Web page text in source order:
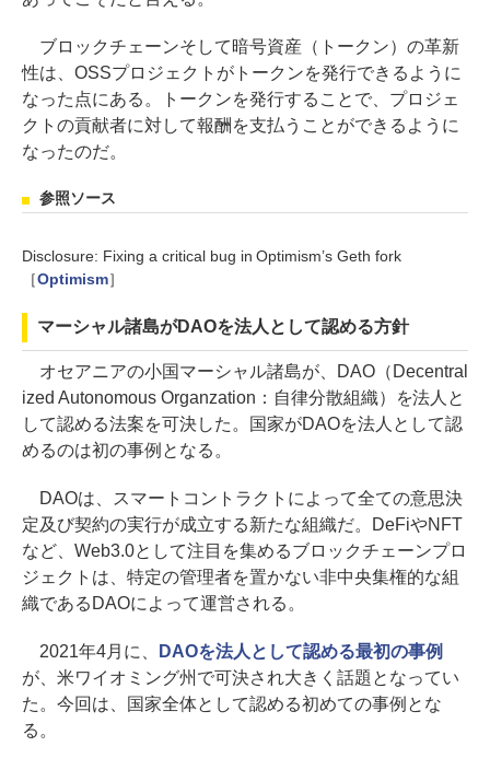
ブロックチェーンそして暗号資産（トークン）の革新
性は、OSSプロジェクトがトークンを発行できるように
なった点にある。トークンを発行することで、プロジェ
クトの貢献者に対して報酬を支払うことができるように
なったのだ。
参照ソース
Disclosure: Fixing a critical bug in Optimism’s Geth fork
［Optimism］
マーシャル諸島がDAOを法人として認める方針
オセアニアの小国マーシャル諸島が、DAO（Decentral
ized Autonomous Organzation：自律分散組織）を法人と
して認める法案を可決した。国家がDAOを法人として認
めるのは初の事例となる。
DAOは、スマートコントラクトによって全ての意思決
定及び契約の実行が成立する新たな組織だ。DeFiやNFT
など、Web3.0として注目を集めるブロックチェーンプロ
ジェクトは、特定の管理者を置かない非中央集権的な組
織であるDAOによって運営される。
2021年4月に、
DAOを法人として認める最初の事例
が、米ワイオミング州で可決され大きく話題となってい
た。今回は、国家全体として認める初めての事例とな
る。